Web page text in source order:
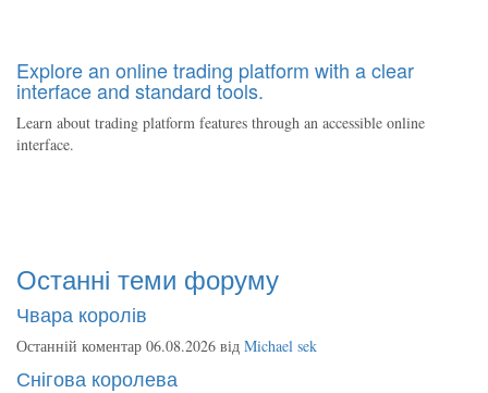
Explore an online trading platform with a clear
interface and standard tools.
Learn about trading platform features through an accessible online
interface.
Останні теми форуму
Чвара королів
Останній коментар 06.08.2026 від Michael sek
Снігова королева